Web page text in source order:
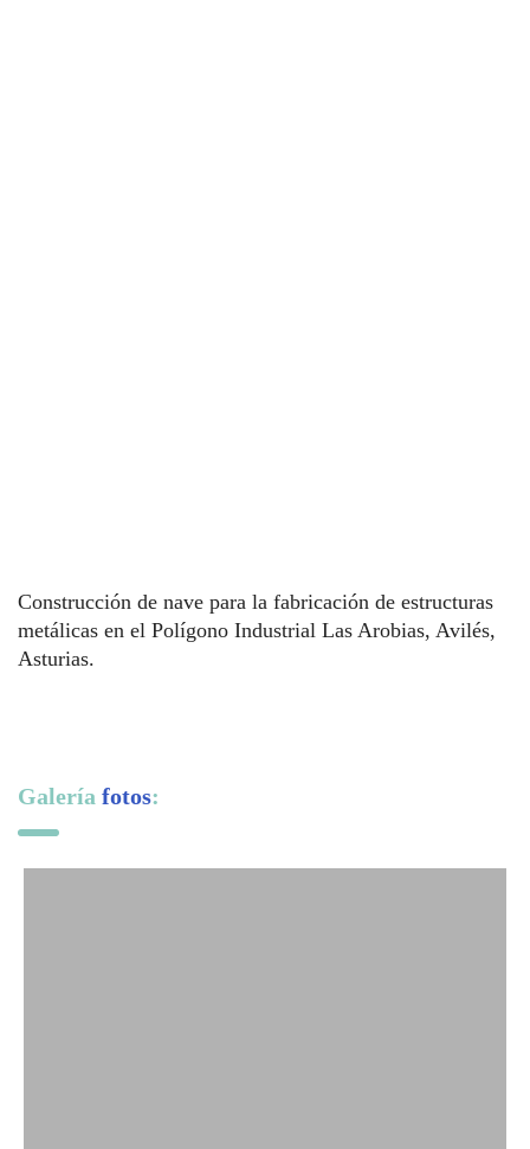
Construcción de nave para la fabricación de estructuras
metálicas en el Polígono Industrial Las Arobias, Avilés,
Asturias.
Galería fotos: